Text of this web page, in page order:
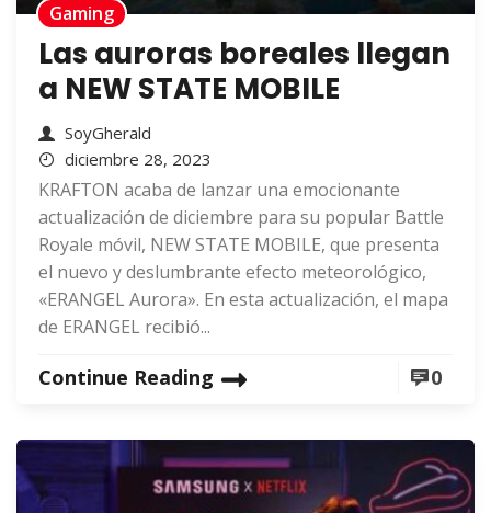
Gaming
Las auroras boreales llegan
a NEW STATE MOBILE
SoyGherald
diciembre 28, 2023
KRAFTON acaba de lanzar una emocionante
actualización de diciembre para su popular Battle
Royale móvil, NEW STATE MOBILE, que presenta
el nuevo y deslumbrante efecto meteorológico,
«ERANGEL Aurora». En esta actualización, el mapa
de ERANGEL recibió...
Continue Reading 0